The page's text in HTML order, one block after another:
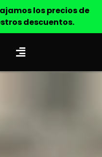
los precios de
descuentos.